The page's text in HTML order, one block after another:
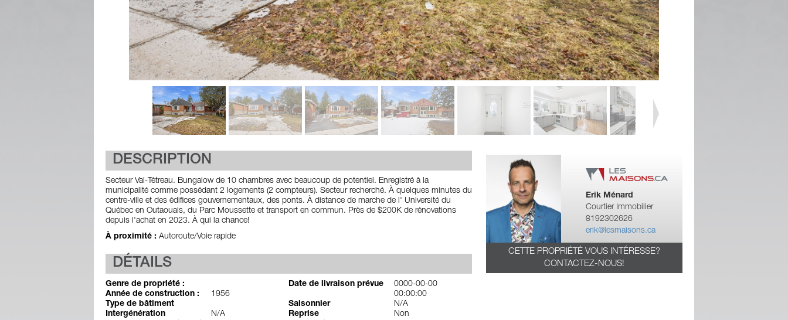
DESCRIPTION
Secteur Val-Tétreau. Bungalow de 10 chambres avec beaucoup de potentiel. Enregistré à la
municipalité comme possédant 2 logements (2 compteurs). Secteur recherché. À quelques minutes du
centre-ville et des édifices gouvernementaux, des ponts. À distance de marche de l' Université du
Québec en Outaouais, du Parc Moussette et transport en commun. Près de $200K de rénovations
depuis l'achat en 2023. À qui la chance!
À proximité : Autoroute/Voie rapide
DÉTAILS
Genre de propriété :
Année de construction :
1956
Type de bâtiment
Intergénération
N/A
Date de livraison prévue
0000-00-00
00:00:00
Saisonnier
N/A
Reprise
Non
Erik Ménard
Courtier Immobilier
8192302626
erik@lesmaisons.ca
CETTE PROPRIÉTÉ VOUS INTÉRESSE?
CONTACTEZ-NOUS!